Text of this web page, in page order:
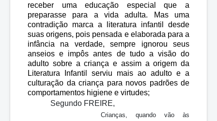
receber uma educação especial que a
preparasse para a vida adulta. Mas uma
contradição marca a literatura infantil desde
suas origens, pois pensada e elaborada para a
infância na verdade, sempre ignorou seus
anseios e impôs antes de tudo a visão do
adulto sobre a criança e assim a origem da
Literatura Infantil serviu mais ao adulto e a
culturação da criança para novos padrões de
comportamentos higiene e virtudes;
Segundo FREIRE,
Crianças, quando vão às